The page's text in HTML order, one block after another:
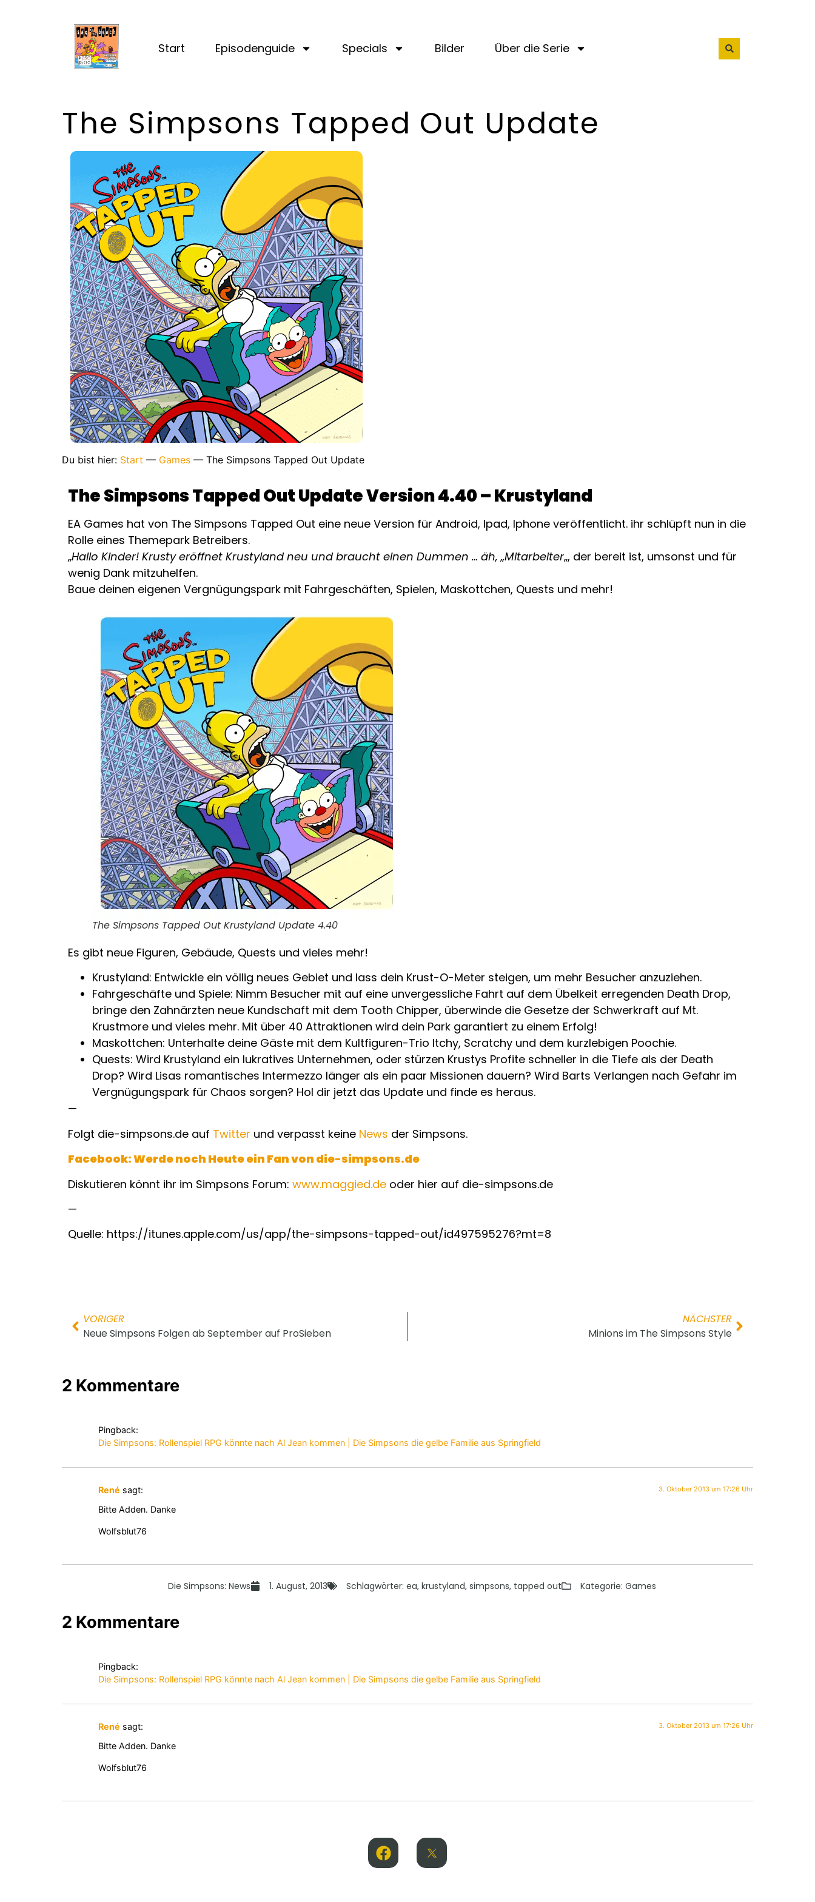
Start Episodenguide Specials Bilder Über die Serie
The Simpsons Tapped Out Update
Du bist hier: Start — Games — The Simpsons Tapped Out Update
The Simpsons Tapped Out Update Version 4.40 – Krustyland
EA Games hat von The Simpsons Tapped Out eine neue Version für Android, Ipad, Iphone veröffentlicht. ihr schlüpft nun in die
Rolle eines Themepark Betreibers.
„Hallo Kinder! Krusty eröffnet Krustyland neu und braucht einen Dummen … äh, „Mitarbeiter„, der bereit ist, umsonst und für
wenig Dank mitzuhelfen.
Baue deinen eigenen Vergnügungspark mit Fahrgeschäften, Spielen, Maskottchen, Quests und mehr!
The Simpsons Tapped Out Krustyland Update 4.40
Es gibt neue Figuren, Gebäude, Quests und vieles mehr!
Krustyland: Entwickle ein völlig neues Gebiet und lass dein Krust-O-Meter steigen, um mehr Besucher anzuziehen.
Fahrgeschäfte und Spiele: Nimm Besucher mit auf eine unvergessliche Fahrt auf dem Übelkeit erregenden Death Drop,
bringe den Zahnärzten neue Kundschaft mit dem Tooth Chipper, überwinde die Gesetze der Schwerkraft auf Mt.
Krustmore und vieles mehr. Mit über 40 Attraktionen wird dein Park garantiert zu einem Erfolg!
Maskottchen: Unterhalte deine Gäste mit dem Kultfiguren-Trio Itchy, Scratchy und dem kurzlebigen Poochie.
Quests: Wird Krustyland ein lukratives Unternehmen, oder stürzen Krustys Profite schneller in die Tiefe als der Death
Drop? Wird Lisas romantisches Intermezzo länger als ein paar Missionen dauern? Wird Barts Verlangen nach Gefahr im
Vergnügungspark für Chaos sorgen? Hol dir jetzt das Update und finde es heraus.
—
Folgt die-simpsons.de auf Twitter und verpasst keine News der Simpsons.
Facebook: Werde noch Heute ein Fan von die-simpsons.de
Diskutieren könnt ihr im Simpsons Forum: www.maggied.de oder hier auf die-simpsons.de
—
Quelle: https://itunes.apple.com/us/app/the-simpsons-tapped-out/id497595276?mt=8
VORIGER
Neue Simpsons Folgen ab September auf ProSieben
NÄCHSTER
Minions im The Simpsons Style
2 Kommentare
Pingback:
Die Simpsons: Rollenspiel RPG könnte nach Al Jean kommen | Die Simpsons die gelbe Familie aus Springfield
René sagt: 3. Oktober 2013 um 17:26 Uhr
Bitte Adden. Danke
Wolfsblut76
Die Simpsons: News 1. August, 2013 Schlagwörter: ea, krustyland, simpsons, tapped out Kategorie: Games
2 Kommentare
Pingback:
Die Simpsons: Rollenspiel RPG könnte nach Al Jean kommen | Die Simpsons die gelbe Familie aus Springfield
René sagt: 3. Oktober 2013 um 17:26 Uhr
Bitte Adden. Danke
Wolfsblut76